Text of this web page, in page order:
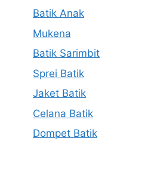
Batik Anak
Mukena
Batik Sarimbit
Sprei Batik
Jaket Batik
Celana Batik
Dompet Batik